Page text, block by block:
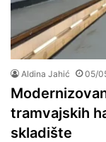
Aldina Jahić 05/
tramvajskih
skladište